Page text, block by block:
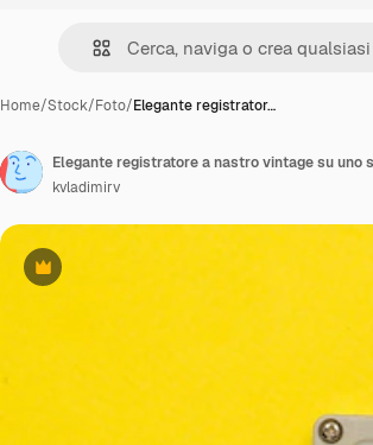
Home/Stock/Foto/Elegante registrator…
Premium
Elegante registratore a nastro vintage su uno
kvladimirv